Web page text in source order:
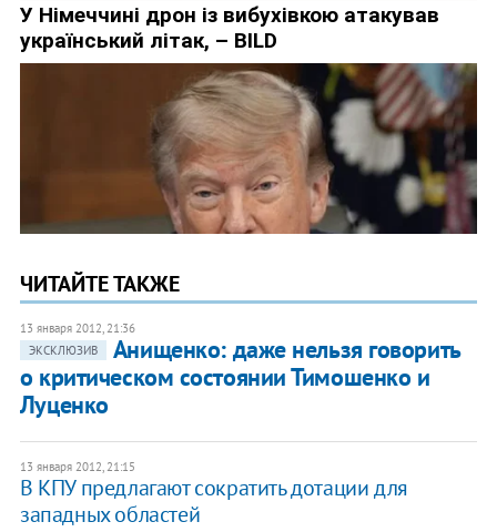
ЧИТАЙТЕ ТАКЖЕ
13 января 2012, 21:36
ЭКСКЛЮЗИВ
Анищенко: даже нельзя говорить
о критическом состоянии Тимошенко и
Луценко
13 января 2012, 21:15
В КПУ предлагают сократить дотации для
западных областей